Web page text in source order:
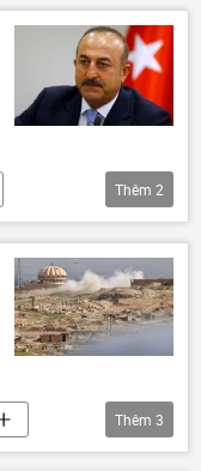
Thêm 2
Thêm 3